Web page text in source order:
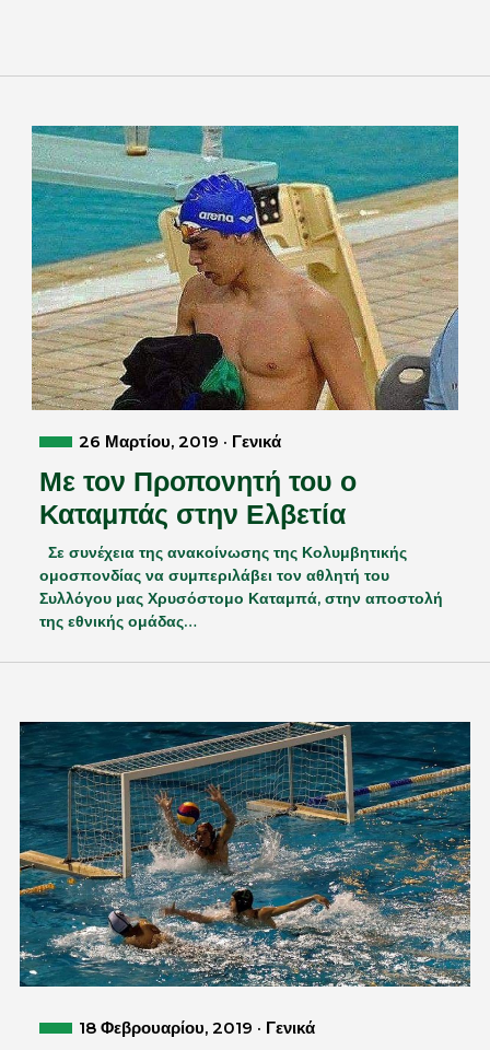
26 Μαρτίου, 2019 · Γενικά
Με τον Προπονητή του ο
Καταμπάς στην Ελβετία
Σε συνέχεια της ανακοίνωσης της Κολυμβητικής
ομοσπονδίας να συμπεριλάβει τον αθλητή του
Συλλόγου μας Χρυσόστομο Καταμπά, στην αποστολή
της εθνικής ομάδας…
18 Φεβρουαρίου, 2019 · Γενικά